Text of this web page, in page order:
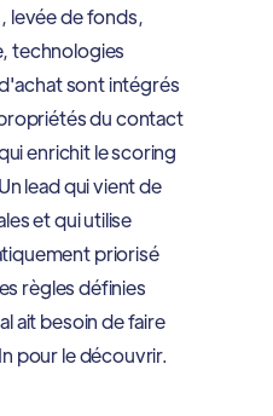
levée de fonds,
technologies
sont intégrés
du contact
enrichit le scoring
lead qui vient de
et qui utilise
priorisé
règles définies
ait besoin de faire
pour le découvrir.